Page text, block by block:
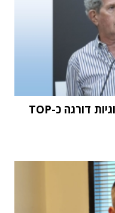
מחקר STKI השנתי: וואן טכנולוגיות דורגה כ-TOP